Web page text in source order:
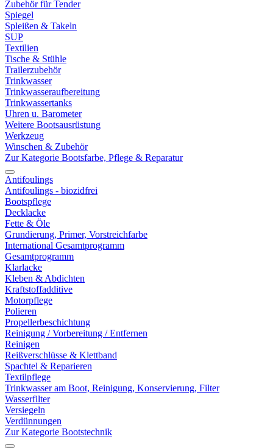
Zubehör für Tender
Spiegel
Spleißen & Takeln
SUP
Textilien
Tische & Stühle
Trailerzubehör
Trinkwasser
Trinkwasseraufbereitung
Trinkwassertanks
Uhren u. Barometer
Weitere Bootsausrüstung
Werkzeug
Winschen & Zubehör
Zur Kategorie Bootsfarbe, Pflege & Reparatur
Antifoulings
Antifoulings - biozidfrei
Bootspflege
Decklacke
Fette & Öle
Grundierung, Primer, Vorstreichfarbe
International Gesamtprogramm
Gesamtprogramm
Klarlacke
Kleben & Abdichten
Kraftstoffadditive
Motorpflege
Polieren
Propellerbeschichtung
Reinigung / Vorbereitung / Entfernen
Reinigen
Reißverschlüsse & Klettband
Spachtel & Reparieren
Textilpflege
Trinkwasser am Boot, Reinigung, Konservierung, Filter
Wasserfilter
Versiegeln
Verdünnungen
Zur Kategorie Bootstechnik